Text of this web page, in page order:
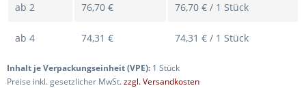
ab 2 76,70 € 76,70 € / 1 Stück
ab 4 74,31 € 74,31 € / 1 Stück
Inhalt je Verpackungseinheit (VPE): 1 Stück
Preise inkl. gesetzlicher MwSt.zzgl. Versandkosten